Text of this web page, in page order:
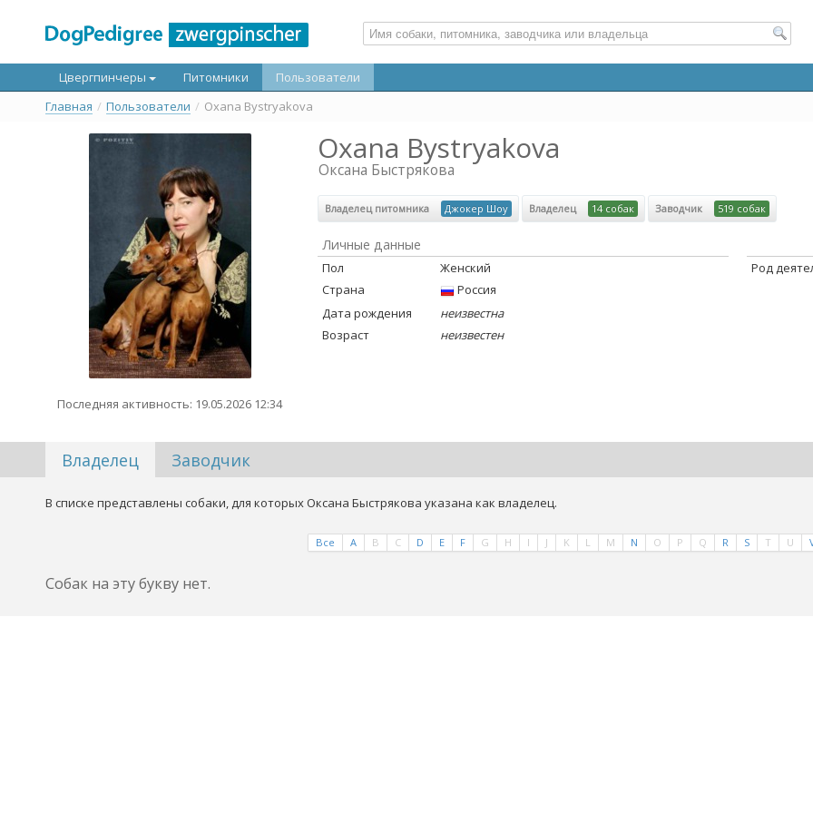
Цвергпинчеры Питомники Пользователи
Главная / Пользователи / Oxana Bystryakova
Последняя активность: 19.05.2026 12:34
Oxana Bystryakova
Оксана Быстрякова
Владелец питомника Джокер Шоу Владелец 14 собак Заводчик 519 собак
Личные данные
Пол
Женский
Страна
Россия
Дата рождения
неизвестна
Возраст
неизвестен
Род
Владелец Заводчик
В списке представлены собаки, для которых Оксана Быстрякова указана как владелец.
Все A B C D E F G H I J K L M N O P Q R S T U
Собак на эту букву нет.